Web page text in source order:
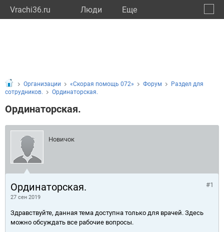
Vrachi36.ru Люди Eще
Организации «Скорая помощь 072» Форум
Раздел для
сотрудников.
Ординаторская.
Ординаторская.
Новичок
Ординаторская.
27 сен 2019
#1
Здравствуйте, данная тема доступна только для врачей. Здесь
можно обсуждать все рабочие вопросы.